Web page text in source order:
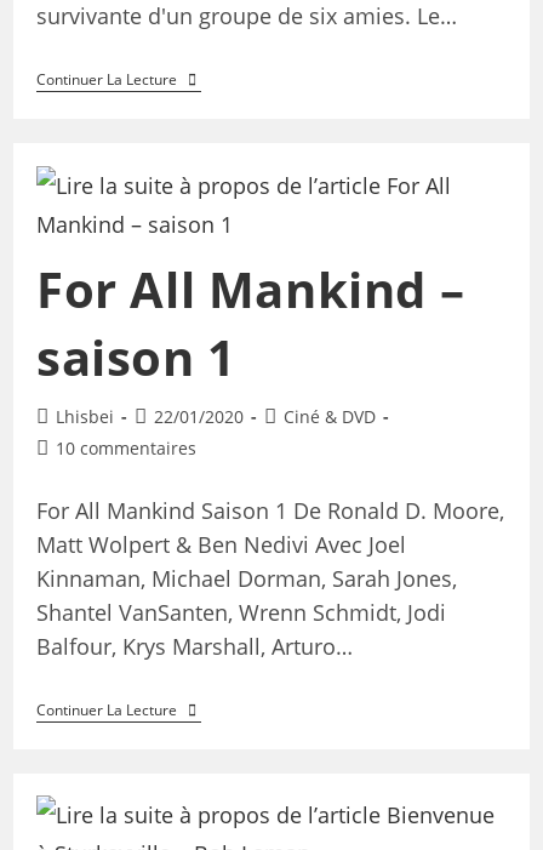
survivante d'un groupe de six amies. Le…
Continuer La Lecture
For All Mankind –
saison 1
Lhisbei 22/01/2020
Ciné & DVD
10 commentaires
For All Mankind Saison 1 De Ronald D. Moore,
Matt Wolpert & Ben Nedivi Avec Joel
Kinnaman, Michael Dorman, Sarah Jones,
Shantel VanSanten, Wrenn Schmidt, Jodi
Balfour, Krys Marshall, Arturo…
Continuer La Lecture